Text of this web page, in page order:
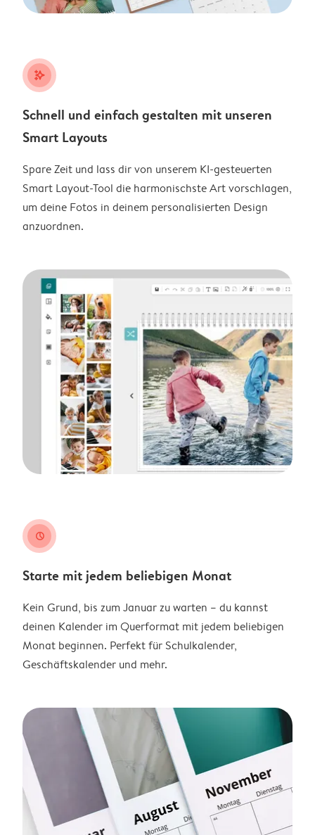
stars_plus
Schnell und einfach gestalten mit unseren
Smart Layouts
Spare Zeit und lass dir von unserem KI-gesteuerten
Smart Layout-Tool die harmonischste Art vorschlagen,
um deine Fotos in deinem personalisierten Design
anzuordnen.
clock
Starte mit jedem beliebigen Monat
Kein Grund, bis zum Januar zu warten – du kannst
deinen Kalender im Querformat mit jedem beliebigen
Monat beginnen. Perfekt für Schulkalender,
Geschäftskalender und mehr.